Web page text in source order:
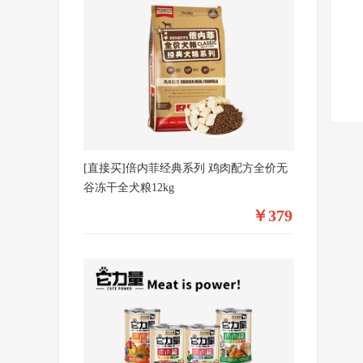
[直接买]倍内菲经典系列 鸡肉配方全价无
谷冻干全犬粮12kg
￥379